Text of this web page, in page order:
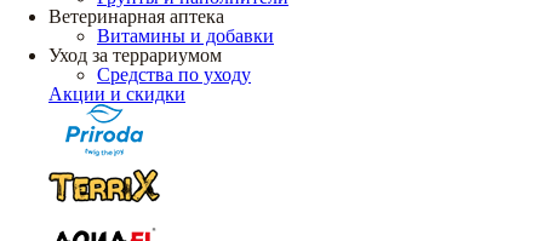
Ветеринарная аптека
Витамины и добавки
Уход за террариумом
Средства по уходу
Акции и скидки